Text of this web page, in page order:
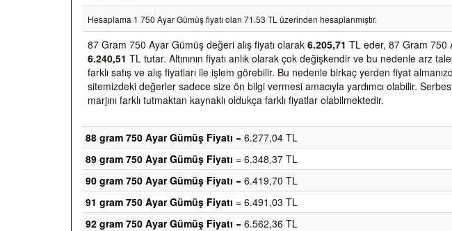
Hesaplama 1 750 Ayar Gümüş fiyatı olan 71.53 TL üzerinden hesaplanmıştır.
87 Gram 750 Ayar Gümüş değeri alış fiyatı olarak 6.205,71 TL eder, 87 Gram 750
6.240,51 TL tutar. Altınının fiyatı anlık olarak çok değişkendir ve bu nedenle arz
farklı satış ve alış fiyatları ile işlem görebilir. Bu nedenle birkaç yerden fiyat
sitemizdeki değerler sadece size ön bilgi vermesi amacıyla yardımcı olabilir.
marjını farklı tutmaktan kaynaklı oldukça farklı fiyatlar olabilmektedir.
88 gram 750 Ayar Gümüş Fiyatı = 6.277,04 TL
89 gram 750 Ayar Gümüş Fiyatı = 6.348,37 TL
90 gram 750 Ayar Gümüş Fiyatı = 6.419,70 TL
91 gram 750 Ayar Gümüş Fiyatı = 6.491,03 TL
92 gram 750 Ayar Gümüş Fiyatı = 6.562,36 TL